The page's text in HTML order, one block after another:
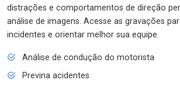
distrações e comportamentos de direção
análise de imagens. Acesse as gravações
incidentes e orientar melhor sua equipe.
Análise de condução do motorista
Previna acidentes